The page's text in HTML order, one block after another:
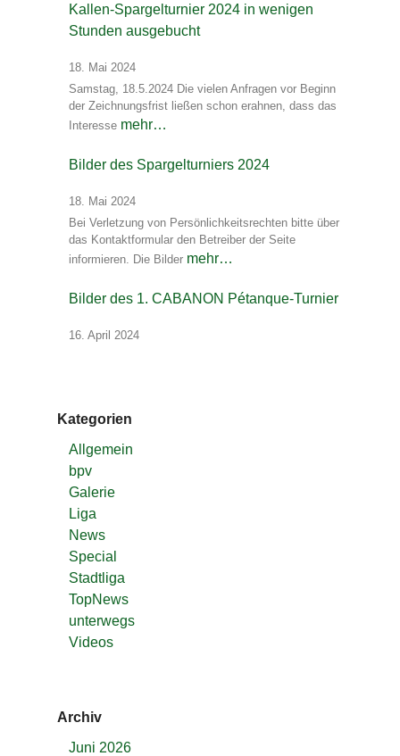
Kallen-Spargelturnier 2024 in wenigen
Stunden ausgebucht
18. Mai 2024
Samstag, 18.5.2024 Die vielen Anfragen vor Beginn
der Zeichnungsfrist ließen schon erahnen, dass das
Interesse mehr…
Bilder des Spargelturniers 2024
18. Mai 2024
Bei Verletzung von Persönlichkeitsrechten bitte über
das Kontaktformular den Betreiber der Seite
informieren. Die Bilder mehr…
Bilder des 1. CABANON Pétanque-Turnier
16. April 2024
Kategorien
Allgemein
bpv
Galerie
Liga
News
Special
Stadtliga
TopNews
unterwegs
Videos
Archiv
Juni 2026